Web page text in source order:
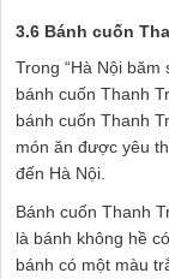
3.6 Bánh cuốn
Trong “Hà Nội băm
bánh cuốn Thanh
bánh cuốn Thanh
món ăn được yêu
đến Hà Nội.
Bánh cuốn Thanh
là bánh không hề
bánh có một màu